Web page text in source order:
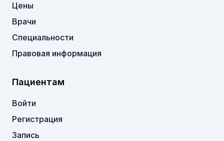
Цены
Врачи
Специальности
Правовая информация
Пациентам
Войти
Регистрация
Запись